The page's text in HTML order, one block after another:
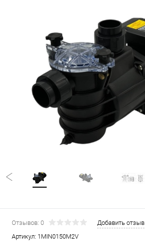
Отзывов: 0
Добавить отзыв
Артикул: 1MIN0150M2V